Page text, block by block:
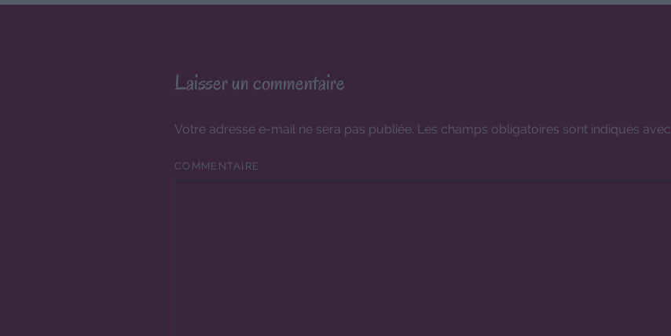
Laisser un commentaire
Votre adresse e-mail ne sera pas publiée. Les champs obligatoires sont indiqués avec
COMMENTAIRE